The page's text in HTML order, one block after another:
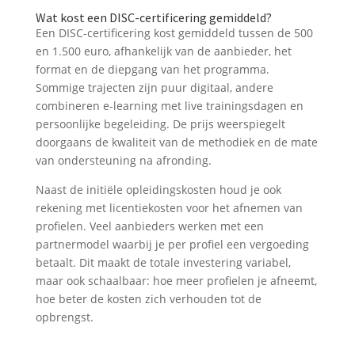
Wat kost een DISC-certificering gemiddeld?
Een DISC-certificering kost gemiddeld tussen de 500
en 1.500 euro, afhankelijk van de aanbieder, het
format en de diepgang van het programma.
Sommige trajecten zijn puur digitaal, andere
combineren e-learning met live trainingsdagen en
persoonlijke begeleiding. De prijs weerspiegelt
doorgaans de kwaliteit van de methodiek en de mate
van ondersteuning na afronding.
Naast de initiële opleidingskosten houd je ook
rekening met licentiekosten voor het afnemen van
profielen. Veel aanbieders werken met een
partnermodel waarbij je per profiel een vergoeding
betaalt. Dit maakt de totale investering variabel,
maar ook schaalbaar: hoe meer profielen je afneemt,
hoe beter de kosten zich verhouden tot de
opbrengst.